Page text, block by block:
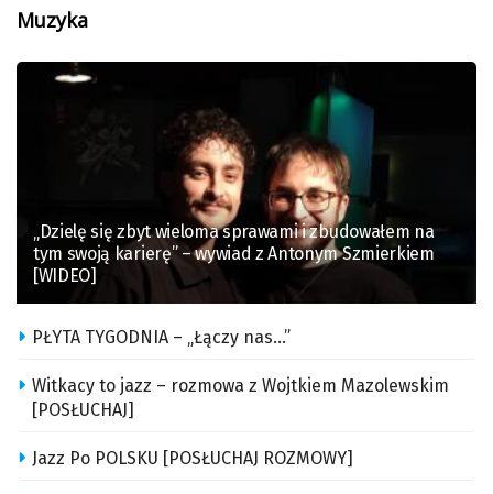
Muzyka
„Dzielę się zbyt wieloma sprawami i zbudowałem na
tym swoją karierę” – wywiad z Antonym Szmierkiem
[WIDEO]
PŁYTA TYGODNIA – „Łączy nas…”
Witkacy to jazz – rozmowa z Wojtkiem Mazolewskim
[POSŁUCHAJ]
Jazz Po POLSKU [POSŁUCHAJ ROZMOWY]